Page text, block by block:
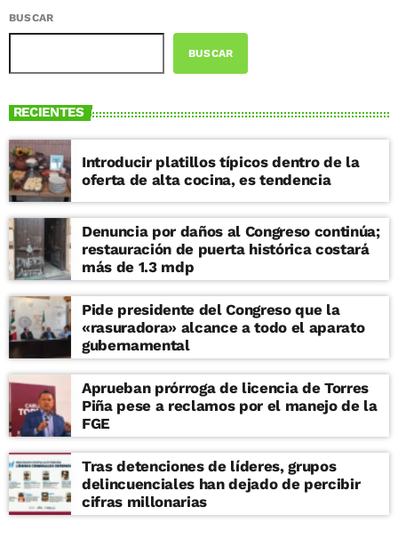
BUSCAR
BUSCAR
RECIENTES
Introducir platillos típicos dentro de la
oferta de alta cocina, es tendencia
Denuncia por daños al Congreso continúa;
restauración de puerta histórica costará
más de 1.3 mdp
Pide presidente del Congreso que la
«rasuradora» alcance a todo el aparato
gubernamental
Aprueban prórroga de licencia de Torres
Piña pese a reclamos por el manejo de la
FGE
Tras detenciones de líderes, grupos
delincuenciales han dejado de percibir
cifras millonarias